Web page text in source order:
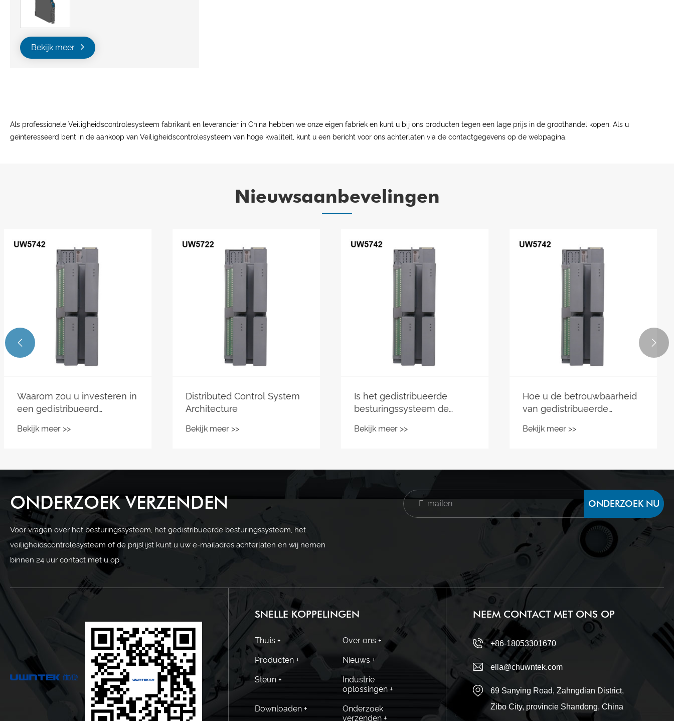
Bekijk meer
Als professionele Veiligheidscontrolesysteem fabrikant en leverancier in China hebben we onze eigen fabriek en kunt u bij ons producten tegen een lage prijs in de groothandel kopen. Als u
geïnteresseerd bent in de aankoop van Veiligheidscontrolesysteem van hoge kwaliteit, kunt u een bericht voor ons achterlaten via de contactgegevens op de webpagina.
Nieuwsaanbevelingen
Distributed Control System
Architecture
Bekijk meer >>
Is het gedistribueerde
besturingssysteem de
automatisering?
Bekijk meer >>
Hoe u de betrouwbaarheid
van gedistribueerde
verbeteren
Bekijk meer >>
Elektronisch
bedradingscontrolesysteem:
transformeert
Bekijk meer >>
 
ONDERZOEK VERZENDEN
Voor vragen over het besturingssysteem, het gedistribueerde besturingssysteem, het
veiligheidscontrolesysteem of de prijslijst kunt u uw e-mailadres achterlaten en wij nemen
binnen 24 uur contact met u op.
ONDERZOEK NU
SNELLE KOPPELINGEN
Thuis + Over ons +
Producten + Nieuws +
Steun +
Industrie
oplossingen +
Downloaden +
Onderzoek
verzenden +
NEEM CONTACT MET ONS OP
+86-18053301670
ella@chuwntek.com
69 Sanying Road, Zahngdian District,
Zibo City, provincie Shandong, China